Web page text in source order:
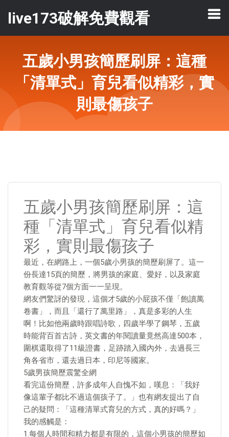
live173破解免費觀看
五歲小男孩簡歷刷屏：這種
「清單式」育兒看似精彩，實
則最傷孩子
五歲小男孩簡歷刷屏：這
種「清單式」育兒看似精
彩，實則最傷孩子
最近，在網路上，一個5歲小男孩的簡歷刷屏了。這一
份長達15頁的簡歷，將男孩的家庭、愛好，以及家庭
教育觀等從7個方面一一呈現。
網友們驚訝的發現，這個才5歲的小屁孩不僅「飽讀萬
卷書」，而且「還行了萬里路」，真是多彩的人生
啊！比如他兩歲時跟唱詩歌，四歲半學了鋼琴，五歲
時能背百首古詩，英文書的年閱讀量竟然高達500本，
圍棋還取得了11級證書，足跡踏入國內外，去過長三
角各省市，還去過日本，印尼等國家。
5歲男孩簡歷震驚全網
看完這份簡歷，許多成年人自愧不如，嘆息：「我好
像這輩子都比不過這個孩子了。」也有網友提出了自
己的疑問：「這種清單式育兒的方式，真的好嗎？」
我的感觸是：
1.每個人時間和精力都是有限的，這個小男孩的簡歷如